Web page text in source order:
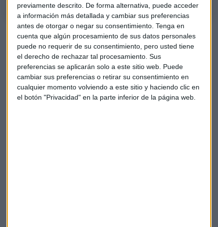
previamente descrito. De forma alternativa, puede acceder
a información más detallada y cambiar sus preferencias
antes de otorgar o negar su consentimiento. Tenga en
cuenta que algún procesamiento de sus datos personales
puede no requerir de su consentimiento, pero usted tiene
el derecho de rechazar tal procesamiento. Sus
preferencias se aplicarán solo a este sitio web. Puede
cambiar sus preferencias o retirar su consentimiento en
cualquier momento volviendo a este sitio y haciendo clic en
el botón "Privacidad" en la parte inferior de la página web.